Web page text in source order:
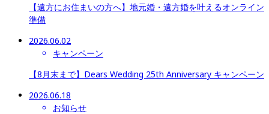
【遠方にお住まいの方へ】地元婚・遠方婚を叶えるオンライン
準備
2026.06.02
キャンペーン
【8月末まで】Dears Wedding 25th Anniversary キャンペーン
2026.06.18
お知らせ